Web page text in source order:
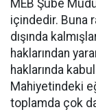
MEB Şube
içindedir. Buna
dışında
haklarından
haklarında
Mahiyetindeki
toplamda çok